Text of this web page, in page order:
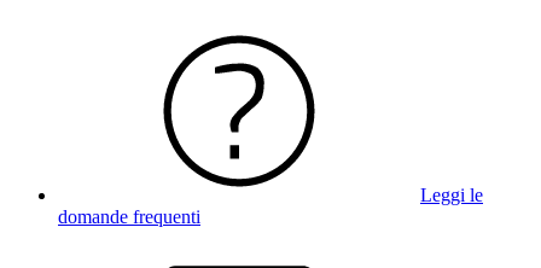
Leggi le
domande frequenti